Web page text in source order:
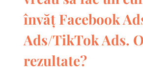
învăț Facebook
Ads/TikTok Ads.
rezultate?